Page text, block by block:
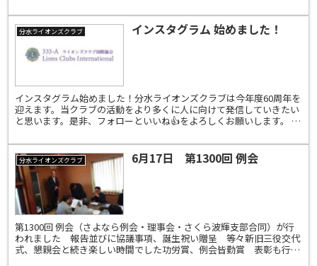
分水ライオンズクラブ インスタグラム 始めました！
インスタグラム始めました！分水ライオンズクラブは今年度60周年を
迎えます。当クラブの活動をより多くに人に向けて発信していきたい
と思います。是非、フォローといいね👍をよろしくお願いします。 イ
分水ライオンズクラブ 6月17日 第1300回 例会
第1300回 例会（さよなら例会・理事会・さくら波輝支部合同）が行
われました 報告並びに協議事項、誕生祝い贈呈 等々新旧三役交代
式、懇親会と続き楽しい時間でした功労賞、例会皆勤賞 表彰も行わ